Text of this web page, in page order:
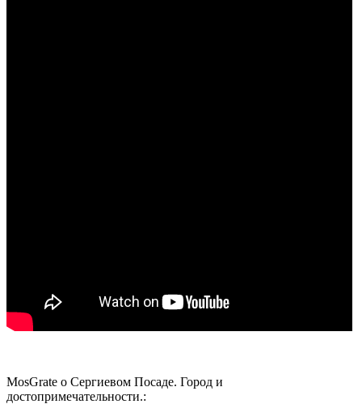
MosGrate о Сергиевом Посаде. Город и
достопримечательности.: